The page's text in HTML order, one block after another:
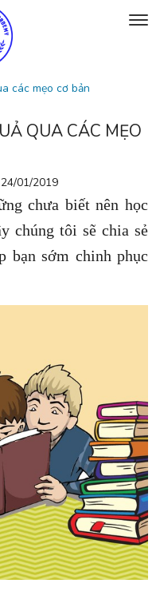
các mẹo cơ bản
QUA CÁC MẸO
24/01/2019
chưa biết nên học
chúng tôi sẽ chia sẻ
bạn sớm chinh phục